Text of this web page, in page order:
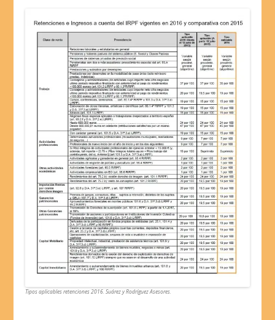
Tipos aplicables retenciones 2016. Suárez y Rodríguez Asesores.